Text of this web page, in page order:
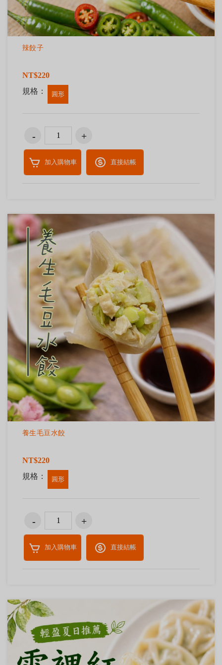
辣餃子
NT$220
規格：
圓形
加入購物車 直接結帳
養生毛豆水餃
NT$220
規格：
圓形
加入購物車 直接結帳